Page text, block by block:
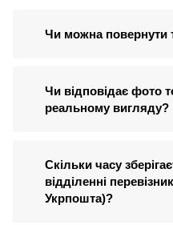
Чи можна повернути
Чи відповідає фото
реальному вигляду?
Скільки часу
відділенні
Укрпошта)?